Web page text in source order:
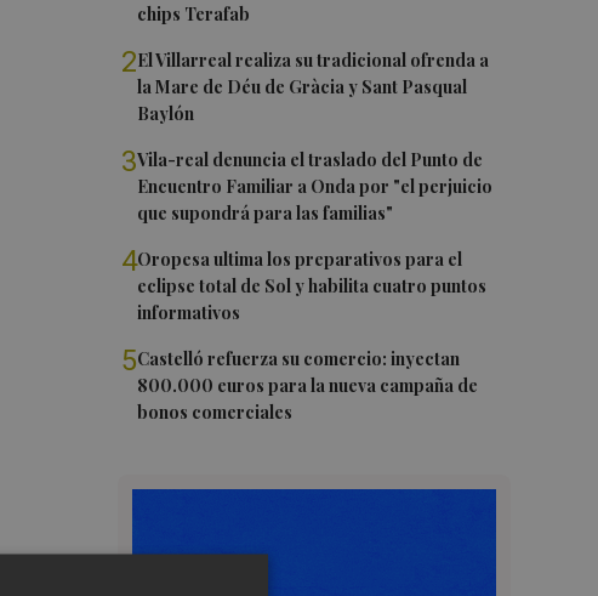
chips Terafab
2El Villarreal realiza su tradicional ofrenda a
la Mare de Déu de Gràcia y Sant Pasqual
Baylón
3Vila-real denuncia el traslado del Punto de
Encuentro Familiar a Onda por "el perjuicio
que supondrá para las familias"
4Oropesa ultima los preparativos para el
eclipse total de Sol y habilita cuatro puntos
informativos
5Castelló refuerza su comercio: inyectan
800.000 euros para la nueva campaña de
bonos comerciales